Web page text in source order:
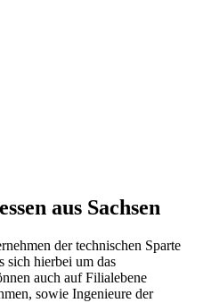
aus Sachsen
der technischen Sparte
sich hierbei um das
auch auf Filialebene
sowie Ingenieure der